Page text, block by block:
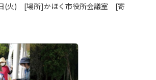
(火) [場所]かほく市役所会議室 [寄